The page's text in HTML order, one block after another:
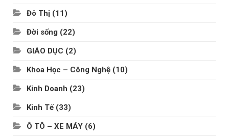
Đô Thị (11)
Đời sống (22)
GIÁO DỤC (2)
Khoa Học – Công Nghệ (10)
Kinh Doanh (23)
Kinh Tế (33)
Ô TÔ – XE MÁY (6)